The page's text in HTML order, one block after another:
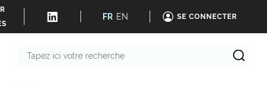
FR EN SE CONNECTER